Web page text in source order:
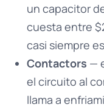
un capacitor
cuesta entre
casi siempre
Contactors —
el circuito al
llama a